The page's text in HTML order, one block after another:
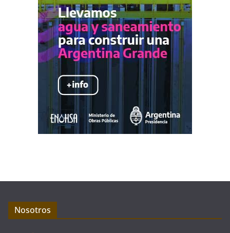
Nosotros